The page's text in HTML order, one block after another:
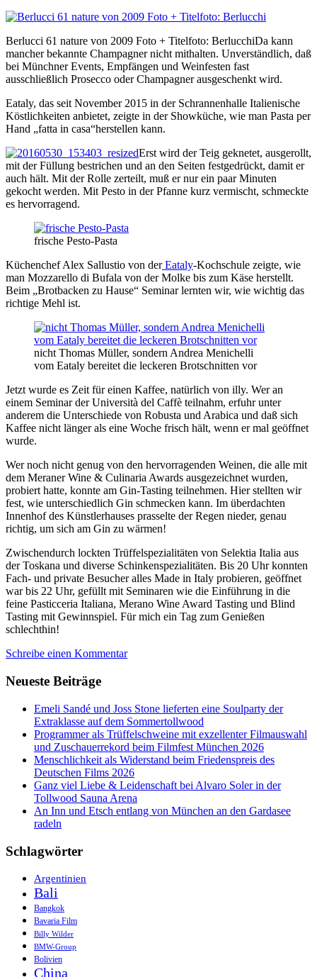
Berlucci 61 nature von 2009 Foto + Titelfoto: BerlucchiDa kann
mancher bekannte Champagner nicht mithalten. Unverständlich, daß
bei Münchner Events, Empfängen und Weinfesten fast
ausschließlich Prosecco oder Champagner ausgeschenkt wird.
Eataly, das seit November 2015 in der Schrannenhalle Italienische
Köstlichkeiten anbietet, zeigte in der Showküche, wie man Pasta per
Hand „fatta in casa“herstellen kann.
Erst wird der Teig geknetet, ausgerollt,
mit der Füllung bestrichen und an den Seiten festgedrückt, damit er
auch hält. Mit der Rolle zerteilt, muß er nur ein paar Minuten
gekocht werden. Mit Pesto in der Pfanne kurz vermischt, schmeckte
es hervorragend.
frische Pesto-Pasta
Küchenchef Alex Sallustio von derEataly-Kochschule zeigte, wie
man Mozzarello di Bufala von der Molke bis zum Käse herstellt.
Beim „Brotbacken zu Hause“ Seminar lernten wir, wie wichtig das
richtige Mehl ist.
nicht Thomas Müller, sondern Andrea Menichelli
vom Eataly bereitet die leckeren Brotschnitten vor
Jetzt wurde es Zeit für einen Kaffee, natürlich von illy. Wer an
einem Seminar der Università del Caffè teilnahm, erfuhr unter
anderem die Unterschiede von Robusta und Arabica und daß sich
Kaffee nicht länger als eine Woche frisch hält, wenn er mal geöffnet
wurde.
Wer noch nicht genug von den hervorragenden Weinen, die alle mit
dem Meraner Wine & Culinaria Awards ausgezeichnet wurden,
probiert hatte, konnte am Gin-Tasting teilnehmen. Hier stellten wir
fest, wie unterschiedlich Gin schmecken kann. Im überdachten
Innenhof des Künstlerhauses prasselte der Regen nieder, genau
richtig, um sich am Gin zu wärmen!
Zwischendurch lockten Trüffelspezialitäten von Selektia Italia aus
der Toskana und diverse Schinkenspezialitäten. Bis 20 Uhr konnten
Fach- und private Besucher alles Made in Italy probieren, geöffnet
war bis 22 Uhr, gefüllt mit Seminaren wie die Einführung in die
feine Pasticceria Italiana, Merano Wine Award Tasting und Blind
Tasting mit Gewinnspiel. Für mich ein Tag zum Genießen
schlechthin!
Schreibe einen Kommentar
Neueste Beiträge
Emeli Sandé und Joss Stone lieferten eine Soulparty der
Extraklasse auf dem Sommertollwood
Programmer als Trüffelschweine mit exzellenter Filmauswahl
und Zuschauerrekord beim Filmfest München 2026
Menschlichkeit als Widerstand beim Friedenspreis des
Deutschen Films 2026
Ganz viel Liebe & Leidenschaft bei Alvaro Soler in der
Tollwood Sauna Arena
An Inn und Etsch entlang von München an den Gardasee
radeln
Schlagwörter
Argentinien
Bali
Bangkok
Bavaria Film
Billy Wilder
BMW-Group
Bolivien
China